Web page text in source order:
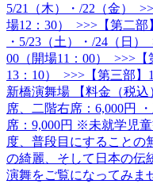
5/21（木）・/22（金）
場12：30） >>>【第二部
・5/23（土）・/24（日）
00（開場11：00） >>>【
13：10） >>>【第三部】
新橋演舞場 【料金（税
席、二階右席：6,000円
席：9,000円 ※未就学児
度、普段目にすることの
の綺麗、そして日本の伝
演舞をご覧になってみま